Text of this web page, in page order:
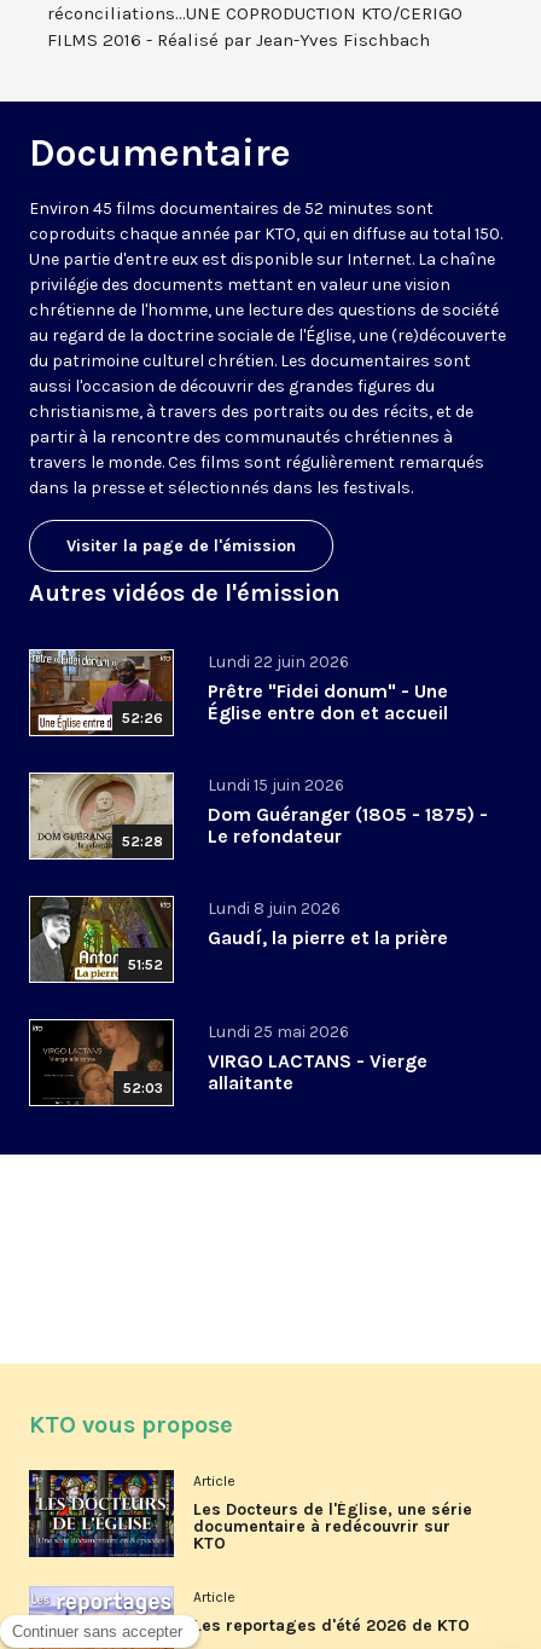
réconciliations...UNE COPRODUCTION KTO/CERIGO
FILMS 2016 - Réalisé par Jean-Yves Fischbach
Documentaire
Environ 45 films documentaires de 52 minutes sont
coproduits chaque année par KTO, qui en diffuse au total 150.
Une partie d'entre eux est disponible sur Internet. La chaîne
privilégie des documents mettant en valeur une vision
chrétienne de l'homme, une lecture des questions de société
au regard de la doctrine sociale de l'Église, une (re)découverte
du patrimoine culturel chrétien. Les documentaires sont
aussi l'occasion de découvrir des grandes figures du
christianisme, à travers des portraits ou des récits, et de
partir à la rencontre des communautés chrétiennes à
travers le monde. Ces films sont régulièrement remarqués
dans la presse et sélectionnés dans les festivals.
Visiter la page de l'émission
Autres vidéos de l'émission
52:26
Lundi 22 juin 2026
Prêtre "Fidei donum" - Une
Église entre don et accueil
52:28
Lundi 15 juin 2026
Dom Guéranger (1805 - 1875) -
Le refondateur
51:52
Lundi 8 juin 2026
Gaudí, la pierre et la prière
52:03
Lundi 25 mai 2026
VIRGO LACTANS - Vierge
allaitante
KTO vous propose
Article
Les Docteurs de l'Église, une série
documentaire à redécouvrir sur
KTO
Article
Les reportages d'été 2026 de KTO